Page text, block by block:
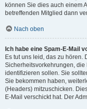
können Sie dies auch einem
betreffenden Mitglied dann
Nach oben
Ich habe eine Spam-E-Mail
Es tut uns leid, das zu hören.
Sicherheitsvorkehrungen,
identifizieren sollen. Sie
Sie bekommen haben,
(Headers) mitzuschicken.
E-Mail verschickt hat. Der